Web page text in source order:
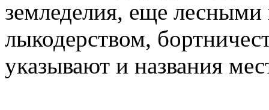
земледелия, еще
лыкодерством,
указывают и названия